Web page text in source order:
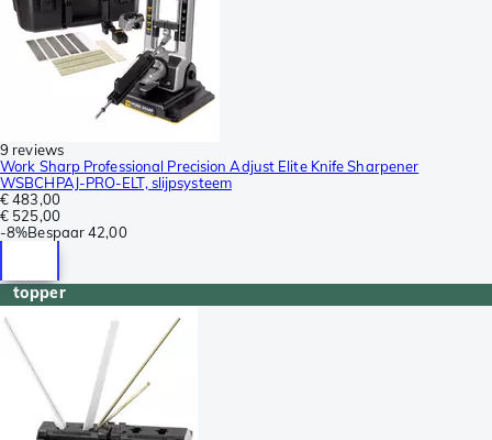
9 reviews
Work Sharp Professional Precision Adjust Elite Knife Sharpener
WSBCHPAJ-PRO-ELT, slijpsysteem
€ 483,00
€ 525,00
-8%Bespaar42,00
topper